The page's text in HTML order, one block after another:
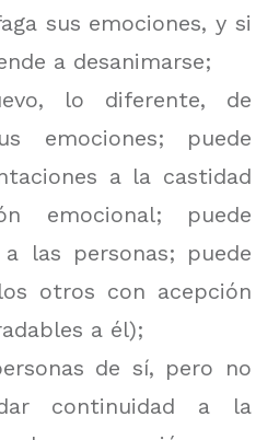
sus emociones, y si
a desanimarse;
lo diferente, de
emociones; puede
a la castidad
emocional; puede
las personas; puede
otros con acepción
a él);
de sí, pero no
continuidad a la